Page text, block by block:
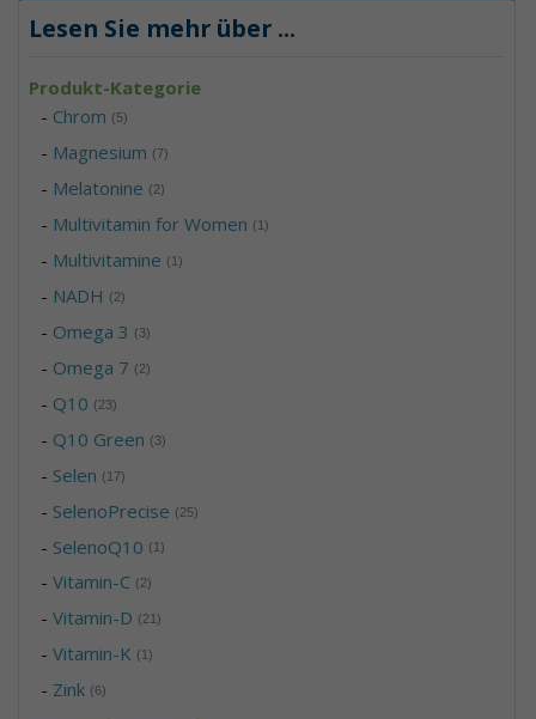
Lesen Sie mehr über ...
Produkt-Kategorie
- Chrom (5)
- Magnesium (7)
- Melatonine (2)
- Multivitamin for Women (1)
- Multivitamine (1)
- NADH (2)
- Omega 3 (3)
- Omega 7 (2)
- Q10 (23)
- Q10 Green (3)
- Selen (17)
- SelenoPrecise (25)
- SelenoQ10 (1)
-Vitamin-C (2)
-Vitamin-D (21)
-Vitamin-K (1)
- Zink (6)